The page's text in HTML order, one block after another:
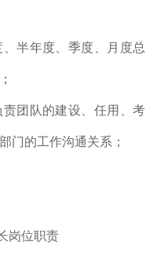
半年度、季度、月度总
团队的建设、任用、考
门的工作沟通关系；